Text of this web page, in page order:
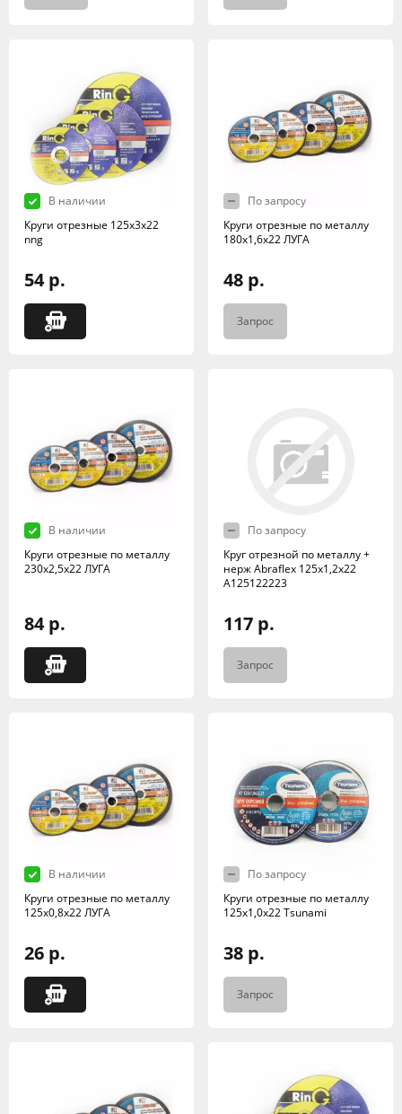
В наличии
Круги отрезные 125х3х22
nng
54 р.
По запросу
Круги отрезные по металлу
180х1,6х22 ЛУГА
48 р.
Запрос
В наличии
Круги отрезные по металлу
230х2,5х22 ЛУГА
84 р.
По запросу
Круг отрезной по металлу +
нерж Abraflex 125x1,2x22
А125122223
117 р.
Запрос
В наличии
Круги отрезные по металлу
125х0,8х22 ЛУГА
26 р.
По запросу
Круги отрезные по металлу
125х1,0х22 Tsunami
38 р.
Запрос